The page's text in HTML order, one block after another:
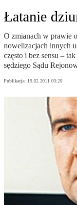
Łatanie
O zmianach w prawie
nowelizacjach innych
często i bez sensu –
sędziego Sądu
Publikacja: 19.02.2011 03:20